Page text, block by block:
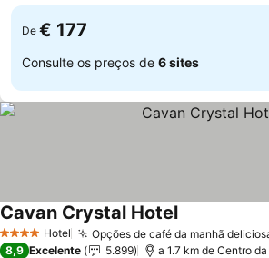
De € 177
Consulte os preços de 6 sites
4 EstrelasHotel Opções de café da manhã
Cavan Crystal Hotel
8,9 Excelente 5.899 a 1.7 km de Centro